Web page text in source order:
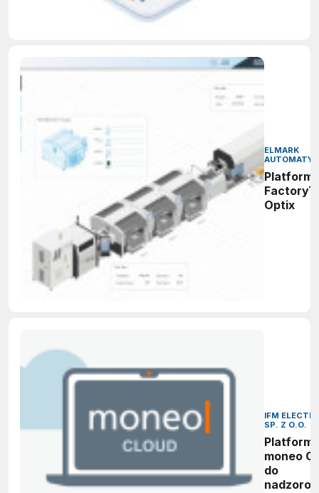
ELMARK
Optix
IFM
SP. Z O.O.
moneo
do